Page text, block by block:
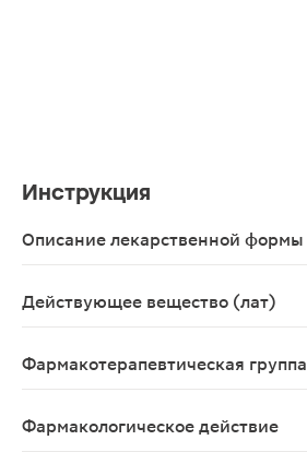
Инструкция
Описание лекарственной формы
Действующее вещество (лат)
Фармакотерапевтическая группа
Фармакологическое действие